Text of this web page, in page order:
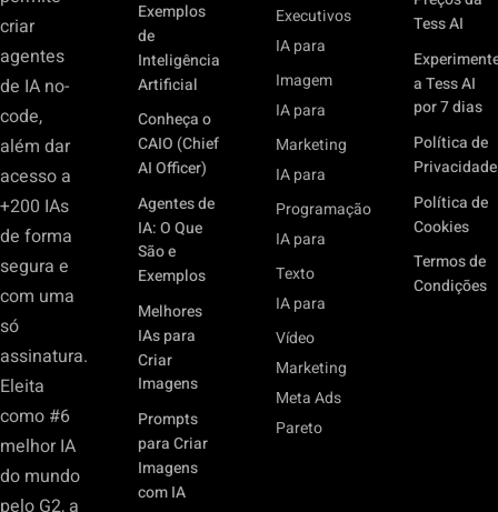
criar
agentes
de IA no-
code,
além dar
acesso a
+200 IAs
de forma
segura e
com uma
só
assinatura.
Eleita
como #6
melhor IA
do mundo
Exemplos
de
Inteligência
Artificial
Conheça o
CAIO (Chief
AI Officer)
Agentes de
IA: O Que
São e
Exemplos
Melhores
IAs para
Criar
Imagens
Prompts
para Criar
Imagens
com IA
Executivos
IA para
Imagem
IA para
Marketing
IA para
Programação
IA para
Texto
IA para
Vídeo
Marketing
Meta Ads
Pareto
Tess AI
a Tess AI
por 7 dias
Política de
Privacidade
Política de
Cookies
Termos de
Condições